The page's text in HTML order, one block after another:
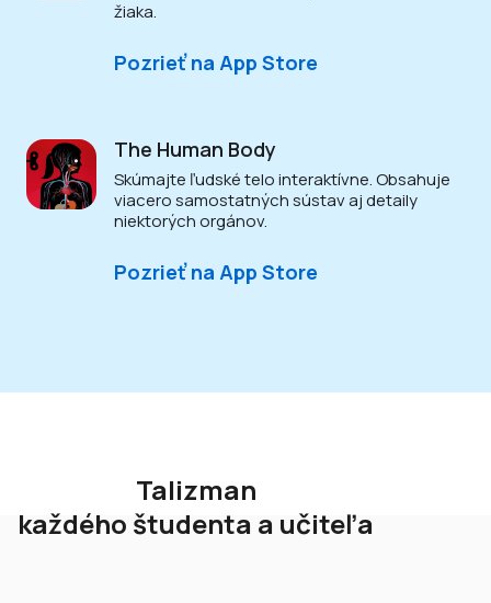
žiaka.
Pozrieť na App Store
The Human Body
Skúmajte ľudské telo interaktívne. Obsahuje
viacero samostatných sústav aj detaily
niektorých orgánov.
Pozrieť na App Store
Talizman
každého študenta a učiteľa